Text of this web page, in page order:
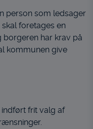
person som ledsager
skal foretages en
borgeren har krav på
kommunen give
frit valg af